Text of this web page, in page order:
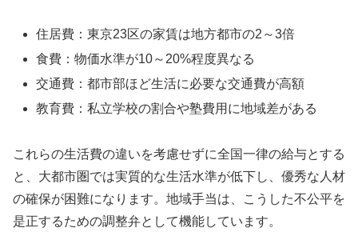
住居費：東京23区の家賃は地方都市の2～3倍
食費：物価水準が10～20%程度異なる
交通費：都市部ほど生活に必要な交通費が高額
教育費：私立学校の割合や塾費用に地域差がある
これらの生活費の違いを考慮せずに全国一律の給与とする
と、大都市圏では実質的な生活水準が低下し、優秀な人材
の確保が困難になります。地域手当は、こうした不公平を
是正するための調整弁として機能しています。